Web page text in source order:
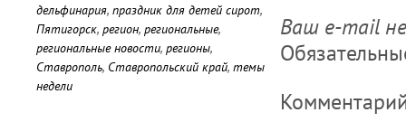
дельфинария, праздник для детей сирот,
Пятигорск, регион, региональные,
региональные новости, регионы,
Ставрополь, Ставропольский край, темы
недели
Ваш e-mail